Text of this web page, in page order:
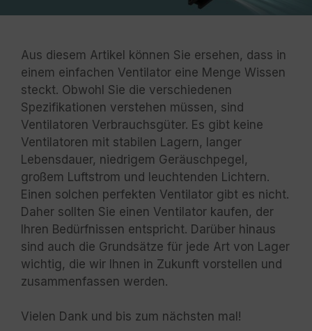
Aus diesem Artikel können Sie ersehen, dass in
einem einfachen Ventilator eine Menge Wissen
steckt. Obwohl Sie die verschiedenen
Spezifikationen verstehen müssen, sind
Ventilatoren Verbrauchsgüter. Es gibt keine
Ventilatoren mit stabilen Lagern, langer
Lebensdauer, niedrigem Geräuschpegel,
großem Luftstrom und leuchtenden Lichtern.
Einen solchen perfekten Ventilator gibt es nicht.
Daher sollten Sie einen Ventilator kaufen, der
Ihren Bedürfnissen entspricht. Darüber hinaus
sind auch die Grundsätze für jede Art von Lager
wichtig, die wir Ihnen in Zukunft vorstellen und
zusammenfassen werden.
Vielen Dank und bis zum nächsten mal!